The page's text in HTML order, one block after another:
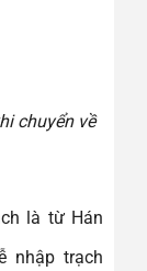
chuyển về
là từ Hán
nhập trạch